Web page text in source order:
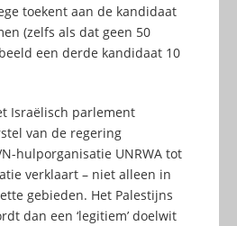
toekent aan de kandidaat
(zelfs als dat geen 50
een derde kandidaat 10
Israëlisch parlement
van de regering
hulporganisatie UNRWA tot
verklaart – niet alleen in
gebieden. Het Palestijns
dan een ‘legitiem’ doelwit